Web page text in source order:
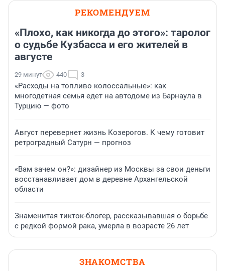
РЕКОМЕНДУЕМ
«Плохо, как никогда до этого»: таролог
о судьбе Кузбасса и его жителей в
августе
29 минут 440 3
«Расходы на топливо колоссальные»: как
многодетная семья едет на автодоме из Барнаула в
Турцию — фото
Август перевернет жизнь Козерогов. К чему готовит
ретроградный Сатурн — прогноз
«Вам зачем он?»: дизайнер из Москвы за свои деньги
восстанавливает дом в деревне Архангельской
области
Знаменитая тикток-блогер, рассказывавшая о борьбе
с редкой формой рака, умерла в возрасте 26 лет
ЗНАКОМСТВА